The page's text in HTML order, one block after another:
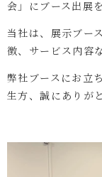
会」にブース出展
当社は、展示ブー
徴、サービス内容
弊社ブースにお立
生方、誠にありが